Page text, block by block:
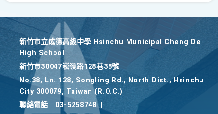
新竹巿立成德高級中學 Hsinchu Municipal Cheng De
High School
新竹巿30047崧嶺路128巷38號
No.38, Ln. 128, Songling Rd., North Dist., Hsinchu
City 300079, Taiwan (R.O.C.)
聯絡電話
03-5258748